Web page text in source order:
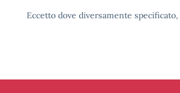
Eccetto dove diversamente